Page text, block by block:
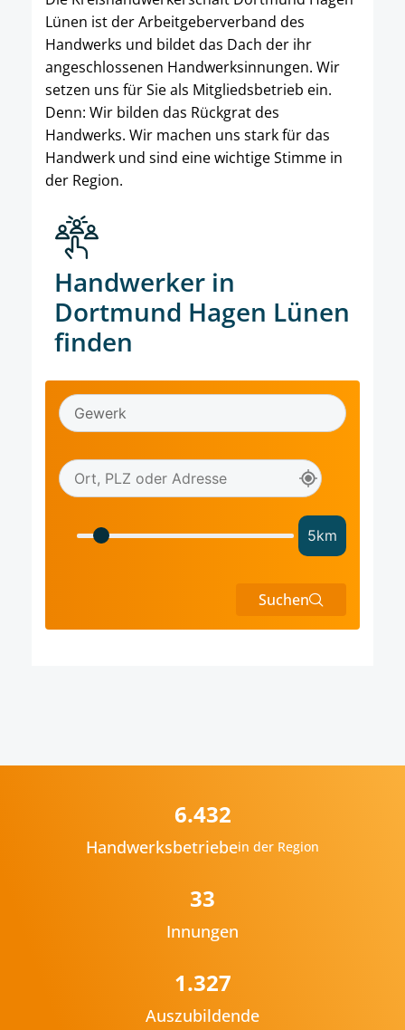
Lünen ist der Arbeitgeberverband des
Handwerks und bildet das Dach der ihr
angeschlossenen Handwerksinnungen. Wir
setzen uns für Sie als Mitgliedsbetrieb ein.
Denn: Wir bilden das Rückgrat des
Handwerks. Wir machen uns stark für das
Handwerk und sind eine wichtige Stimme in
der Region.
Handwerker in
Dortmund Hagen Lünen
finden
5km
Suchen
Handwerksbetriebein der Region
6.432
Innungen
33
Auszubildende
1.327